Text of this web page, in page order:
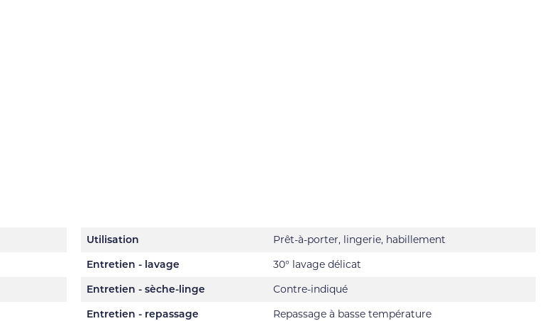
Utilisation
Prêt-à-porter, lingerie, habillement
Entretien - lavage
30° lavage délicat
Entretien - sèche-linge
Contre-indiqué
Entretien - repassage
Repassage à basse température